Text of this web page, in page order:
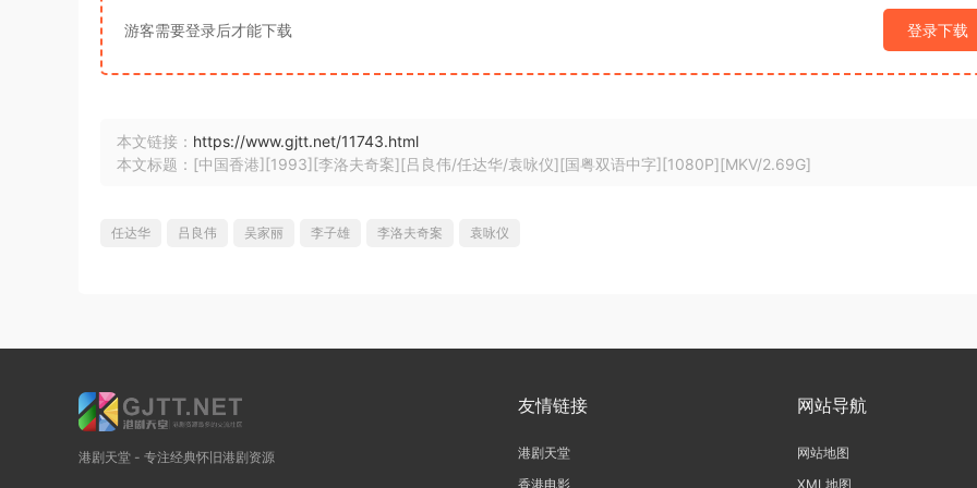
游客需要登录后才能下载 登录下载
本文链接： https://www.gjtt.net/11743.html
本文标题：[中国香港][1993][李洛夫奇案][吕良伟/任达华/袁咏仪][国粤双语中字][1080P][MKV/2.69G]
任达华 吕良伟 吴家丽 李子雄 李洛夫奇案 袁咏仪
港剧天堂 - 专注经典怀旧港剧资源
友情链接
港剧天堂
香港电影
网站导航
网站地图
XML地图